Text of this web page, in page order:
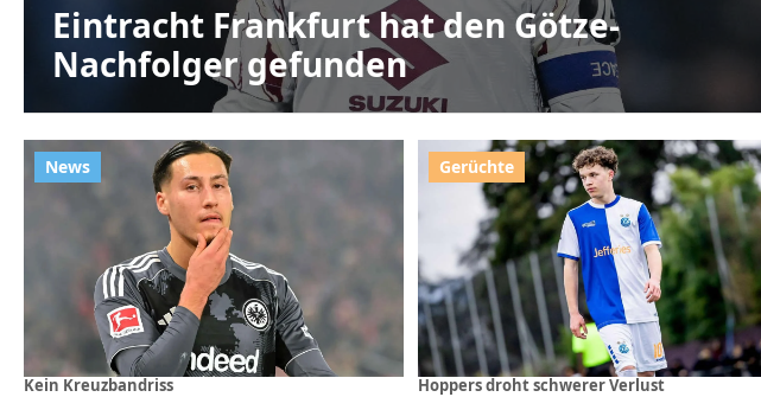
Eintracht Frankfurt hat den Götze-
Nachfolger gefunden
Kein Kreuzbandriss Hoppers droht schwerer Verlust